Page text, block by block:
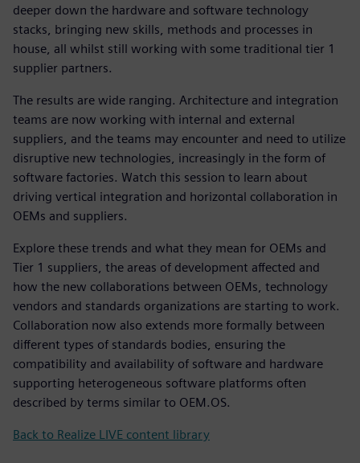
deeper down the hardware and software technology
stacks, bringing new skills, methods and processes in
house, all whilst still working with some traditional tier 1
supplier partners.
The results are wide ranging. Architecture and integration
teams are now working with internal and external
suppliers, and the teams may encounter and need to utilize
disruptive new technologies, increasingly in the form of
software factories. Watch this session to learn about
driving vertical integration and horizontal collaboration in
OEMs and suppliers.
Explore these trends and what they mean for OEMs and
Tier 1 suppliers, the areas of development affected and
how the new collaborations between OEMs, technology
vendors and standards organizations are starting to work.
Collaboration now also extends more formally between
different types of standards bodies, ensuring the
compatibility and availability of software and hardware
supporting heterogeneous software platforms often
described by terms similar to OEM.OS.
Back to Realize LIVE content library